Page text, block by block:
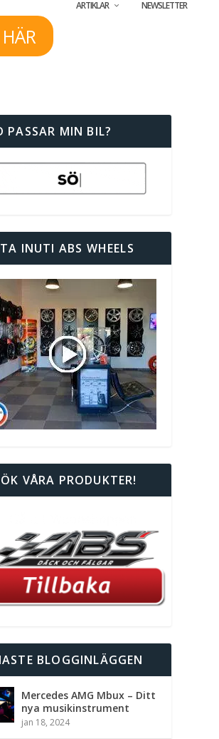
ARTIKLAR NEWSLETTER
PASSAR MIN BIL?
INUTI ABS WHEELS
VÅRA PRODUKTER!
BLOGGINLÄGGEN
Mercedes AMG Mbux – Ditt
nya musikinstrument
jan 18, 2024